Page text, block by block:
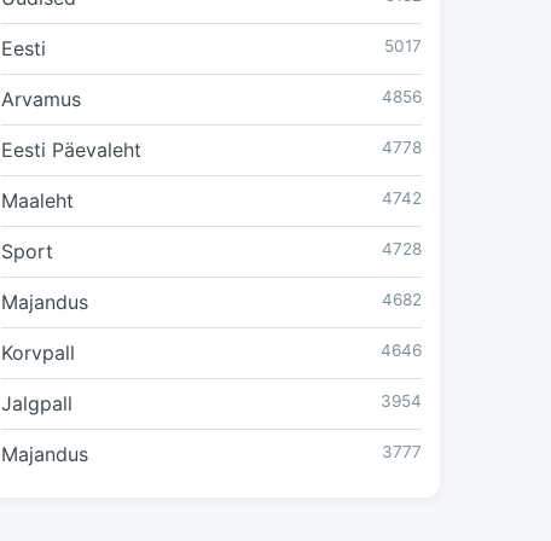
Eesti 5017
Arvamus 4856
Eesti Päevaleht 4778
Maaleht 4742
Sport 4728
Majandus 4682
Korvpall 4646
Jalgpall 3954
Majandus 3777